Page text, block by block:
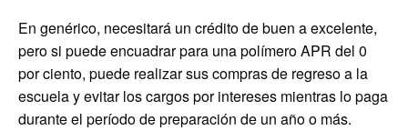
En genérico, necesitará un crédito de buen a excelente,
pero si puede encuadrar para una polímero APR del 0
por ciento, puede realizar sus compras de regreso a la
escuela y evitar los cargos por intereses mientras lo paga
durante el período de preparación de un año o más.